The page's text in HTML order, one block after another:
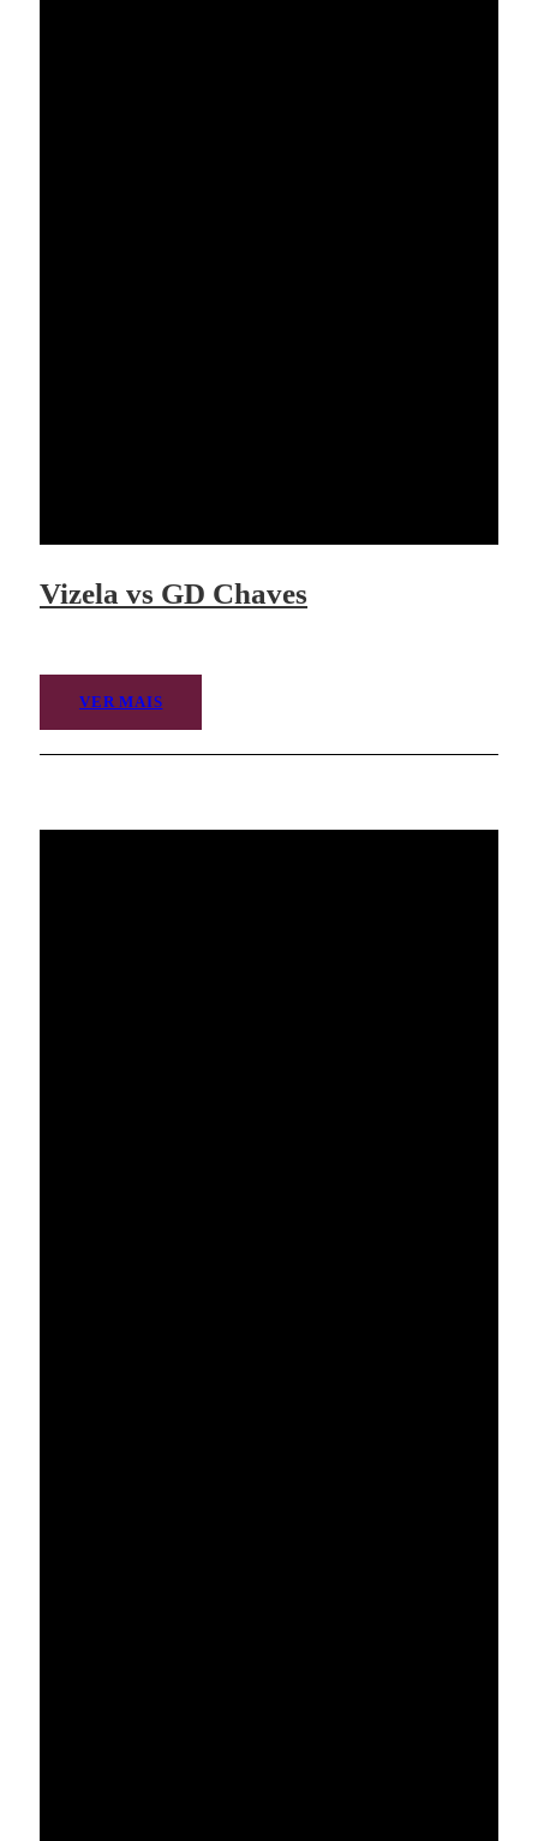
Vizela vs GD Chaves
VER MAIS